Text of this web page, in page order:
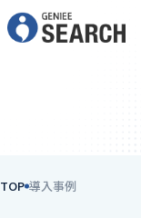
TOP 導入事例